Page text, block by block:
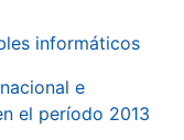
informáticos
e
el período 2013